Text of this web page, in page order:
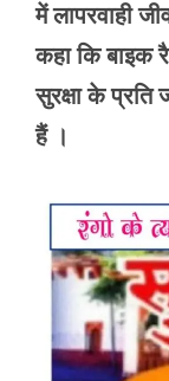
में लापरवाही
कहा कि बाइक
सुरक्षा के
हैं ।